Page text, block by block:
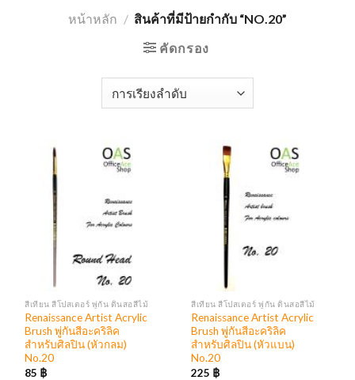
หน้าหลัก / สินค้าที่มีป้ายกำกับ “NO.20”
คัดกรอง
สีเทียน สีโปสเตอร์ พู่กัน ดินสอสีไม้
Renaissance Artist Acrylic
Brush พู่กันสีอะคริลิค
สำหรับศิลปิน (หัวกลม)
No.20
85 ฿
สีเทียน สีโปสเตอร์ พู่กัน ดินสอสีไม้
Renaissance Artist Acrylic
Brush พู่กันสีอะคริลิค
สำหรับศิลปิน (หัวแบน)
No.20
225 ฿